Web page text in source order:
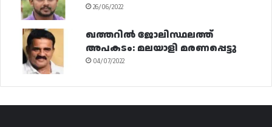
26/06/2022
ഖത്തറിൽ ജോലിസ്ഥലത്ത്
അപകടം: മലയാളി മരണപ്പെട്ടു
04/07/2022